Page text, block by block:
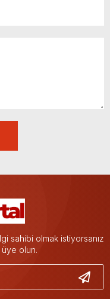
sahibi olmak istiyorsanız
olun.